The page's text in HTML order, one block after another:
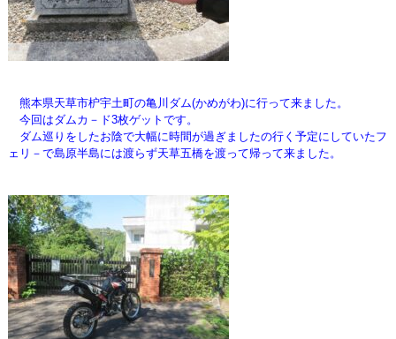
熊本県天草市枦宇土町の亀川ダム(かめがわ)に行って来ました。
今回はダムカ－ド3枚ゲットです。
ダム巡りをしたお陰で大幅に時間が過ぎましたの行く予定にしていたフ
ェリ－で島原半島には渡らず天草五橋を渡って帰って来ました。